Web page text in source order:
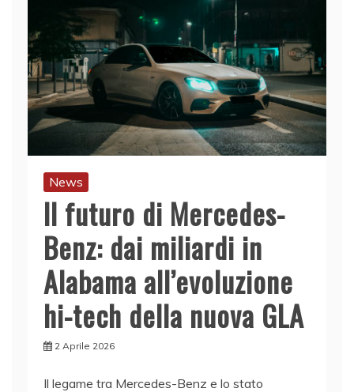
News
Il futuro di Mercedes-
Benz: dai miliardi in
Alabama all’evoluzione
hi-tech della nuova GLA
2 Aprile 2026
Il legame tra Mercedes-Benz e lo stato